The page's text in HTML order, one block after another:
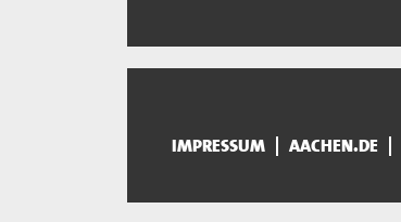
IMPRESSUM AACHEN.DE